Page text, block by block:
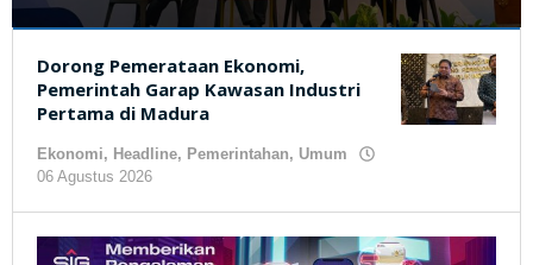
News,
Umum
Agustus
2026
Dorong Pemerataan Ekonomi,
Pemerintah Garap Kawasan Industri
Pertama di Madura
Ekonomi, Headline, Pemerintahan, Umum
06 Agustus 2026